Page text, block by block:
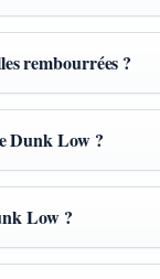
rembourrées ?
Dunk Low ?
Low ?